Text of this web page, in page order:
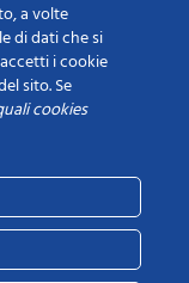
a volte
di dati che si
i cookie
sito. Se
cookies